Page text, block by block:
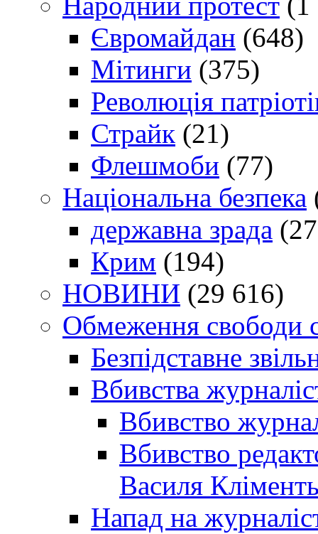
Євромайдан (648)
Мітинги (375)
Революція
Страйк (21)
Флешмоби (77)
Національна безпека
державна зрада
Крим (194)
НОВИНИ (29 616)
Обмеження свободи
Безпідставне
Вбивства
Вбивство
Вбивство
Василя
Напад на